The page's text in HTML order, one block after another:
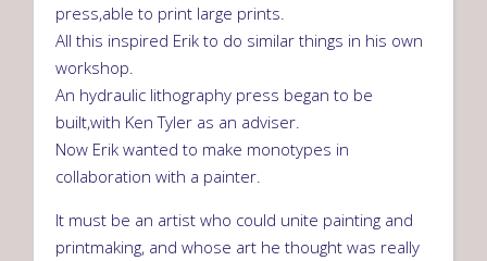
press,able to print large prints.
All this inspired Erik to do similar things in his own
workshop.
An hydraulic lithography press began to be
built,with Ken Tyler as an adviser.
Now Erik wanted to make monotypes in
collaboration with a painter.
It must be an artist who could unite painting and
printmaking, and whose art he thought was really